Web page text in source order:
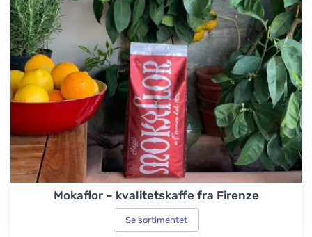
Mokaflor – kvalitetskaffe fra Firenze
Se sortimentet